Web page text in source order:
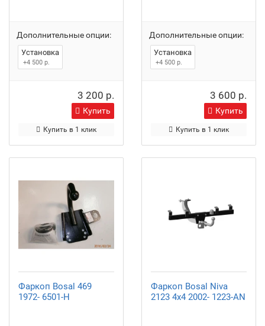
Дополнительные опции:
Установка
+4 500 р.
3 200 р.
Купить
Купить в 1 клик
Дополнительные опции:
Установка
+4 500 р.
3 600 р.
Купить
Купить в 1 клик
Фаркоп Bosal 469
1972- 6501-H
Фаркоп Bosal Niva
2123 4x4 2002- 1223-AN